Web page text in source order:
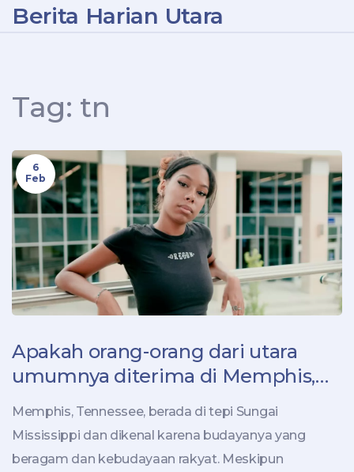
Berita Harian Utara
Tag: tn
6
Feb
Apakah orang-orang dari utara
umumnya diterima di Memphis,
TN?
Memphis, Tennessee, berada di tepi Sungai
Mississippi dan dikenal karena budayanya yang
beragam dan kebudayaan rakyat. Meskipun